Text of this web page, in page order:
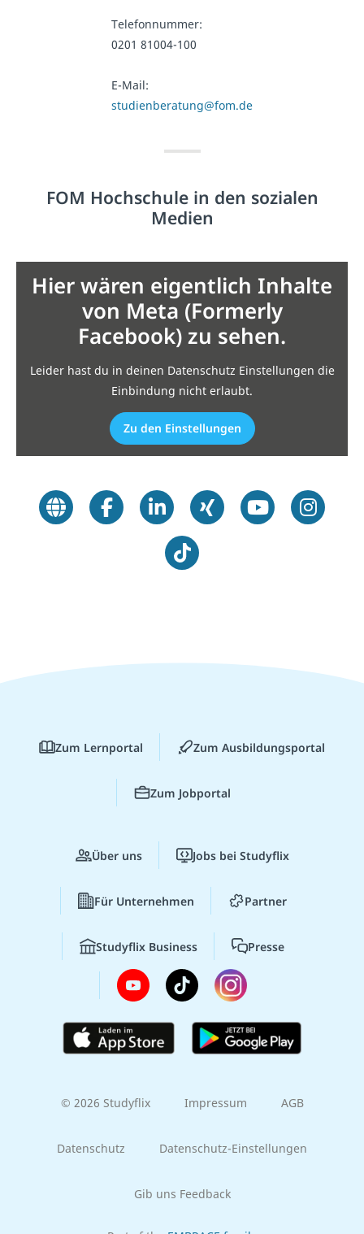
Telefonnummer:
0201 81004-100
E-Mail:
studienberatung@fom.de
FOM Hochschule in den sozialen
Medien
Hier wären eigentlich Inhalte
von Meta (Formerly
Facebook) zu sehen.
Leider hast du in deinen Datenschutz Einstellungen die
Einbindung nicht erlaubt.
Zu den Einstellungen
Zum Lernportal Zum Ausbildungsportal
Zum Jobportal
Über uns Jobs bei Studyflix
Für Unternehmen Partner
Studyflix Business Presse
© 2026 Studyflix Impressum AGB
Datenschutz Datenschutz-Einstellungen
Gib uns Feedback